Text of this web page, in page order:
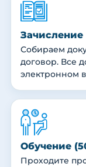
Собираем
договор. Все
электронном
Обучение
Проходите